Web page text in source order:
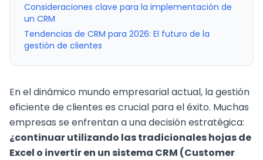
Consideraciones clave para la implementación de
un CRM
Tendencias de CRM para 2026: El futuro de la
gestión de clientes
En el dinámico mundo empresarial actual, la gestión
eficiente de clientes es crucial para el éxito. Muchas
empresas se enfrentan a una decisión estratégica:
¿continuar utilizando las tradicionales hojas de
Excel o invertir en un sistema CRM (Customer